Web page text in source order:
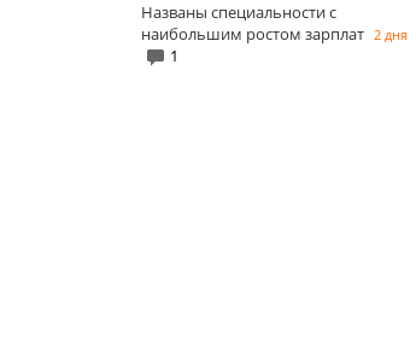
Названы специальности с
наибольшим ростом зарплат 2 дня
1